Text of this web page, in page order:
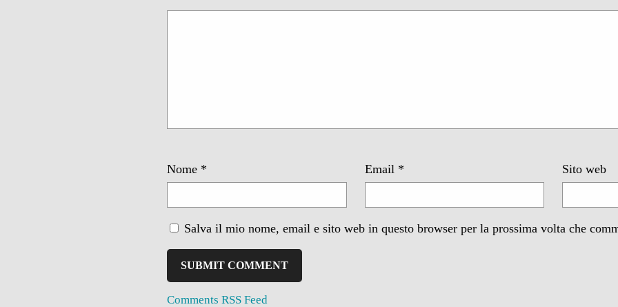
Nome * Email * Sito web
Salva il mio nome, email e sito web in questo browser per la prossima volta che
Comments RSS Feed